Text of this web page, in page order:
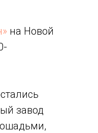
на Новой
завод